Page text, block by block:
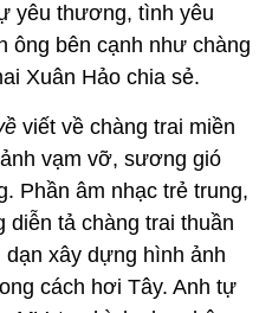
yêu thương, tình yêu
ông bên cạnh như chàng
Xuân Hảo chia sẻ.
viết về chàng trai miền
vạm vỡ, sương gió
Phần âm nhạc trẻ trung,
diễn tả chàng trai thuần
xây dựng hình ảnh
cách hơi Tây. Anh tự